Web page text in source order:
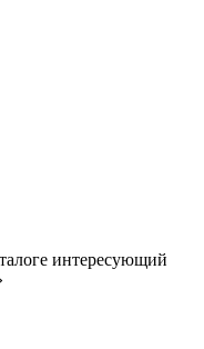
интересующий